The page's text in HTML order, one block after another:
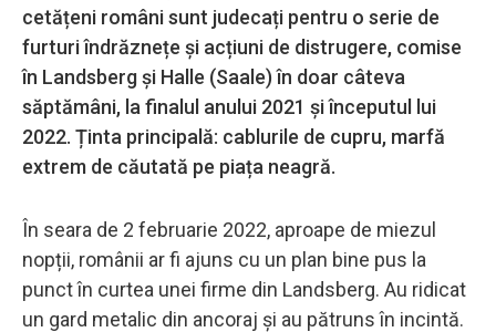
cetățeni români sunt judecați pentru o serie de
furturi îndrăznețe și acțiuni de distrugere, comise
în Landsberg și Halle (Saale) în doar câteva
săptămâni, la finalul anului 2021 și începutul lui
2022. Ținta principală: cablurile de cupru, marfă
extrem de căutată pe piața neagră.
În seara de 2 februarie 2022, aproape de miezul
nopții, românii ar fi ajuns cu un plan bine pus la
punct în curtea unei firme din Landsberg. Au ridicat
un gard metalic din ancoraj și au pătruns în incintă.